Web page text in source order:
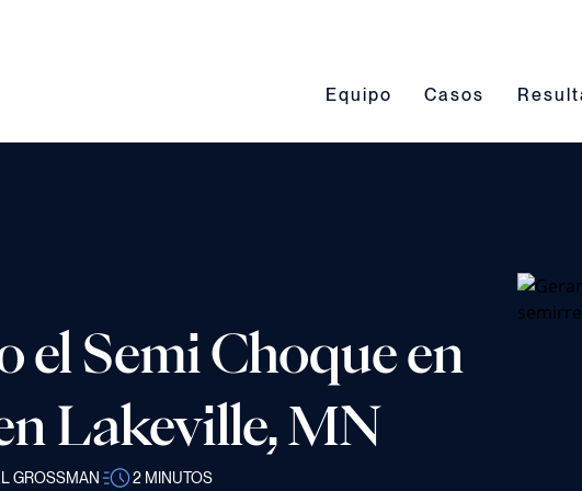
Conmutación del submenú
Equipo Conmutación del
Casos
el Semi Choque en
Lakeville, MN
GROSSMAN 2 MINUTOS